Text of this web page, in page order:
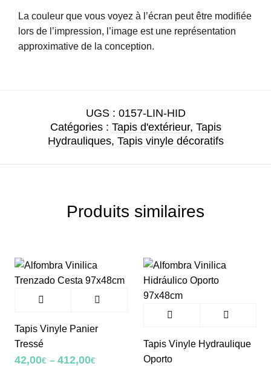
La couleur que vous voyez à l’écran peut être modifiée
lors de l’impression, l’image estune représentation
approximative de la conception.
UGS : 0157-LIN-HID
Catégories : Tapis d'extérieur, Tapis
Hydrauliques, Tapis vinyle décoratifs
Produits similaires
Tapis Vinyle Panier
Tressé
42,00€ – 412,00€
Tapis Vinyle Hydraulique
Oporto